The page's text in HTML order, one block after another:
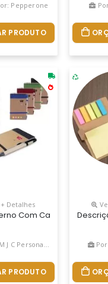
Pepperone
PRODUTO
Em Cetim,
) - Lateral Branco,
Detalhes
Com Capa Em Papel
C Personalizados
PRODUTO